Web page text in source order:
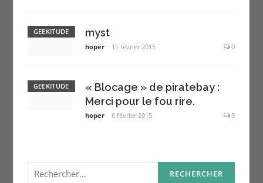
GEEKITUDE myst
hoper 11 février 2015 0
GEEKITUDE
« Blocage » de piratebay :
Merci pour le fou rire.
hoper 6 février 2015 9
Rechercher :